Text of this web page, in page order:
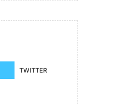
TWITTER